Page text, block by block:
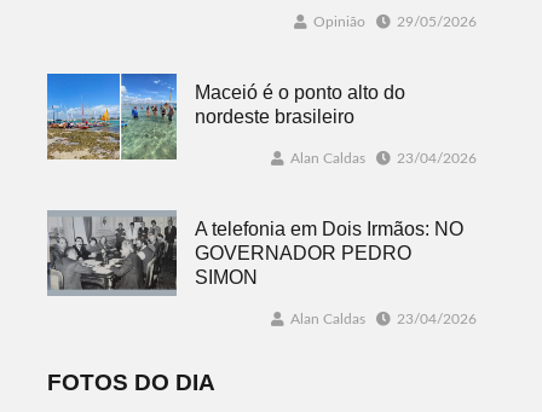
Opinião 29/05/2026
Maceió é o ponto alto do
nordeste brasileiro
Alan Caldas 23/04/2026
A telefonia em Dois Irmãos: NO
GOVERNADOR PEDRO
SIMON
Alan Caldas 23/04/2026
FOTOS DO DIA